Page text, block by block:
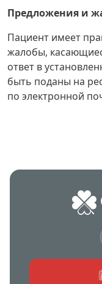
Предложения и
Пациент имеет
жалобы,
ответ в
быть поданы на
по электронной